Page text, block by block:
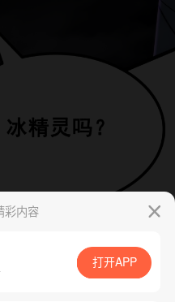
App免费看
彩内容
打开APP